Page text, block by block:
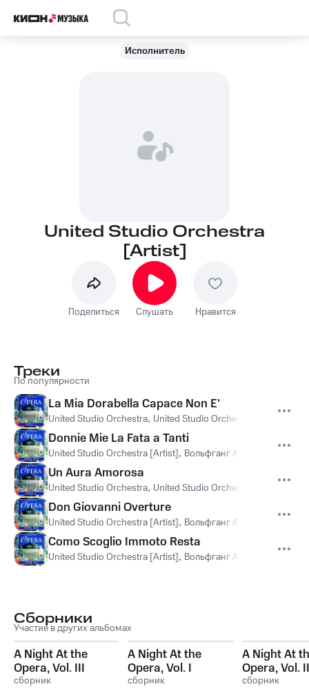
Исполнитель
United Studio Orchestra
[Artist]
Поделиться Слушать Нравится
Треки
По популярности
La Mia Dorabella Capace Non E'
United Studio Orchestra, United Studio Orchestra [Artist]
Donnie Mie La Fata a Tanti
United Studio Orchestra [Artist], Вольфганг Амадей Моцарт
Un Aura Amorosa
United Studio Orchestra, United Studio Orchestra [Artist]
Don Giovanni Overture
United Studio Orchestra [Artist], Вольфганг Амадей Моцарт
Como Scoglio Immoto Resta
United Studio Orchestra [Artist], Вольфганг Амадей Моцарт
Сборники
Участие в других альбомах
A Night At the
Opera, Vol. III
сборник
A Night At the
Opera, Vol. I
сборник
A Night At
Opera, Vol. II
сборник